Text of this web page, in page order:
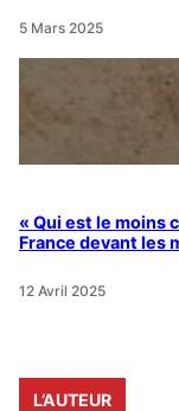
5 Mars 2025
« Qui est le moins
France devant les
12 Avril 2025
L’AUTEUR